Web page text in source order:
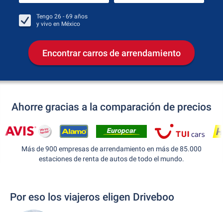
Tengo 26 - 69 años
y vivo en México
Encontrar carros de arrendamiento
Ahorre gracias a la comparación de precios
Más de 900 empresas de arrendamiento en más de 85.000
estaciones de renta de autos de todo el mundo.
Por eso los viajeros eligen Driveboo